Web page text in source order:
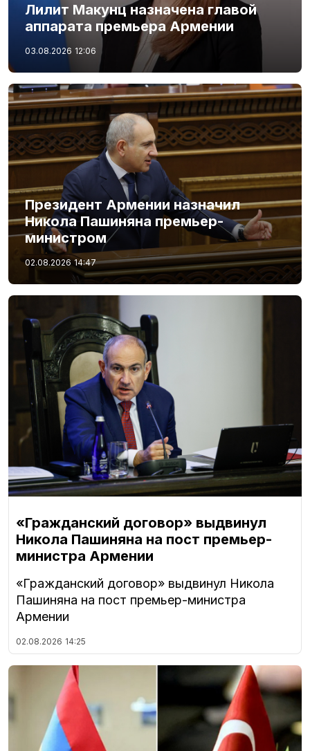
Лилит Макунц назначена главой
аппарата премьера Армении
03.08.2026 12:06
Президент Армении назначил
Никола Пашиняна премьер-
министром
02.08.2026 14:47
«Гражданский договор» выдвинул
Никола Пашиняна на пост премьер-
министра Армении
«Гражданский договор» выдвинул Никола
Пашиняна на пост премьер-министра
Армении
02.08.2026 14:25